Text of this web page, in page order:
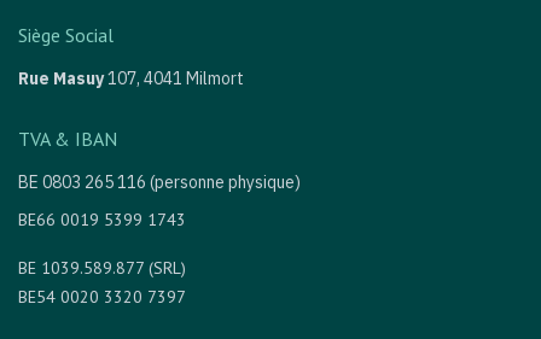
Siège Social
Rue Masuy107, 4041 Milmort
TVA & IBAN
BE 0803 265 116 (personne physique)
BE66 0019 5399 1743
BE 1039.589.877 (SRL)
BE54 0020 3320 7397